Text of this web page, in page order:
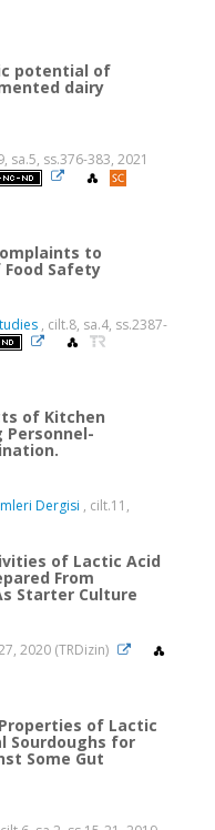
potential of
dairy
sa.5, ss.376-383, 2021
to
Safety
, cilt.8, sa.4, ss.2387-
of Kitchen
Personnel-
Dergisi , cilt.11,
of Lactic Acid
From
Starter Culture
2020 (TRDizin)
of Lactic
Sourdoughs for
Some Gut